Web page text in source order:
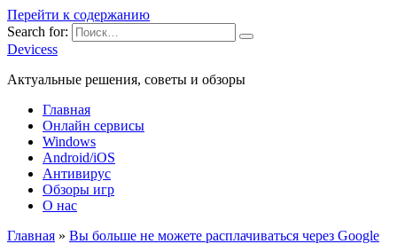
Перейти к содержанию
Search for:
Devicess
Актуальные решения, советы и обзоры
Главная
Онлайн сервисы
Windows
Android/iOS
Антивирус
Обзоры игр
О нас
Главная » Вы больше не можете расплачиваться через Google